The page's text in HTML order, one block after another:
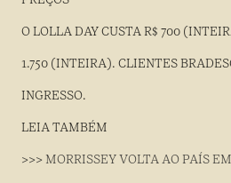
O LOLLA DAY CUSTA R$ 700
1.750 (INTEIRA). CLIENTES
INGRESSO.
LEIA TAMBÉM
>>> MORRISSEY VOLTA AO PAÍS